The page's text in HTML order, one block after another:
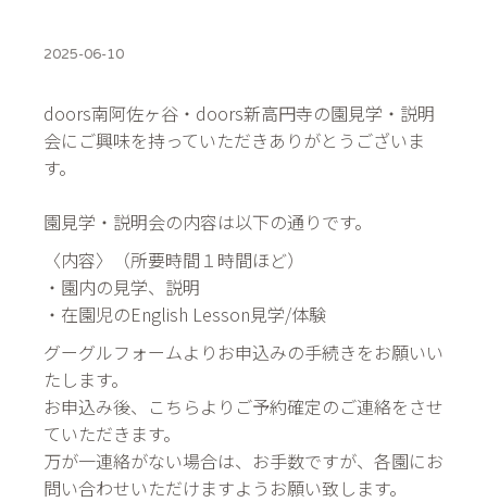
2025-06-10
doors南阿佐ヶ谷・doors新高円寺の園見学・説明
会にご興味を持っていただきありがとうございま
す。
園見学・説明会の内容は以下の通りです。
〈内容〉（所要時間１時間ほど）
・園内の見学、説明
・在園児のEnglish Lesson見学/体験
グーグルフォームよりお申込みの手続きをお願いい
たします。
お申込み後、こちらよりご予約確定のご連絡をさせ
ていただきます。
万が一連絡がない場合は、お手数ですが、各園にお
問い合わせいただけますようお願い致します。